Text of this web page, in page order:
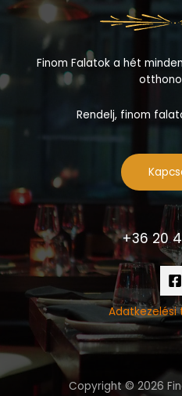
Finom Falatok a hét
Rendelj, finom
+36 20
Copyright © 2026